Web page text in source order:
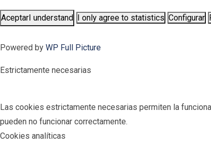
AceptarI understand I only agree to statistics Configurar
Powered by WP Full Picture
Estrictamente necesarias
Las cookies estrictamente necesarias permiten la
pueden no funcionar correctamente.
Cookies analíticas